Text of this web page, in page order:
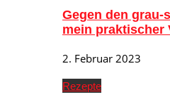
Gegen den grau-
mein praktischer
2. Februar 2023
Rezepte